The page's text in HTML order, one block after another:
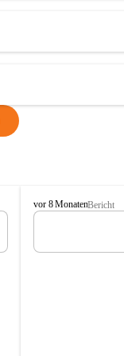
C
e
l
vor 8 MonatenBericht